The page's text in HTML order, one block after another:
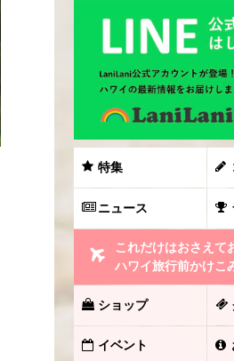
特集
ニュース
これだけはおさえて
ハワイ旅行前かけこ
ショップ
イベント